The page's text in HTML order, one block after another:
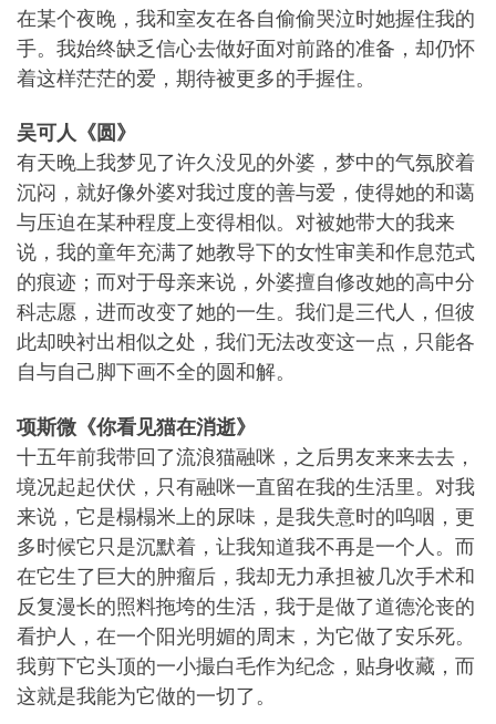
在某个夜晚，我和室友在各自偷偷哭泣时她握住我的
手。我始终缺乏信心去做好面对前路的准备，却仍怀
着这样茫茫的爱，期待被更多的手握住。
吴可人《圆》
有天晚上我梦见了许久没见的外婆，梦中的气氛胶着
沉闷，就好像外婆对我过度的善与爱，使得她的和蔼
与压迫在某种程度上变得相似。对被她带大的我来
说，我的童年充满了她教导下的女性审美和作息范式
的痕迹；而对于母亲来说，外婆擅自修改她的高中分
科志愿，进而改变了她的一生。我们是三代人，但彼
此却映衬出相似之处，我们无法改变这一点，只能各
自与自己脚下画不全的圆和解。
项斯微《你看见猫在消逝》
十五年前我带回了流浪猫融咪，之后男友来来去去，
境况起起伏伏，只有融咪一直留在我的生活里。对我
来说，它是榻榻米上的尿味，是我失意时的呜咽，更
多时候它只是沉默着，让我知道我不再是一个人。而
在它生了巨大的肿瘤后，我却无力承担被几次手术和
反复漫长的照料拖垮的生活，我于是做了道德沦丧的
看护人，在一个阳光明媚的周末，为它做了安乐死。
我剪下它头顶的一小撮白毛作为纪念，贴身收藏，而
这就是我能为它做的一切了。